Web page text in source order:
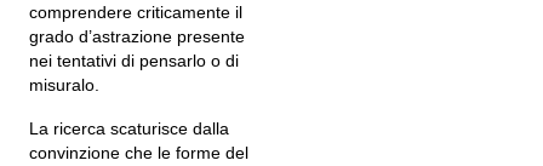
comprendere criticamente il
grado d’astrazione presente
nei tentativi di pensarlo o di
misuralo.
La ricerca scaturisce dalla
convinzione che le forme del